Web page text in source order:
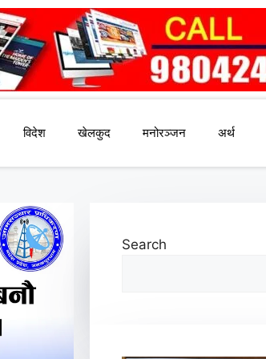
विदेश खेलकुद मनोरञ्जन अर्थ
Search